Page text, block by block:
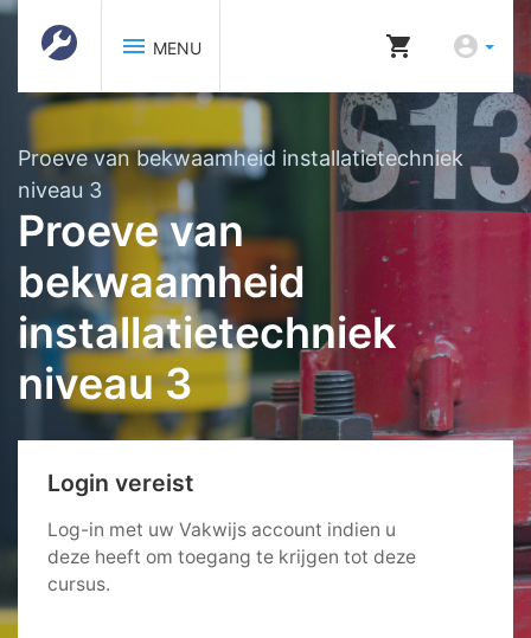
menu MENU shopping_cart account_circle
Proeve van bekwaamheid installatietechniek
niveau 3
Proeve van
bekwaamheid
installatietechniek
niveau 3
Login vereist
Log-in met uw Vakwijs account indien u
deze heeft om toegang te krijgen tot deze
cursus.